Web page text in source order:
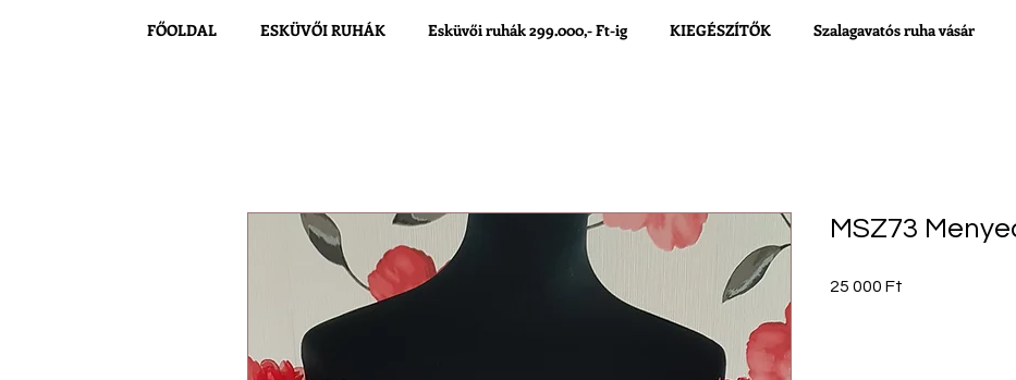
FŐOLDAL ESKÜVŐI RUHÁK Esküvői ruhák 299.000,- Ft-ig KIEGÉSZÍTŐK Szalagavatós ruha vásár
MSZ73
25 000 Ft